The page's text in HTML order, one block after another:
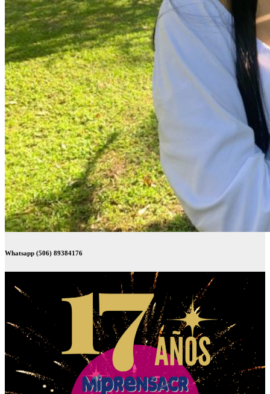
Whatsapp (506) 89384176